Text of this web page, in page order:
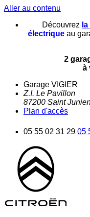
Aller au contenu
Découvrez
électrique au
2
à
Garage VIGIER
Z.I. Le Pavillon
87200 Saint
Plan d'accès
05 55 02 31 29 05